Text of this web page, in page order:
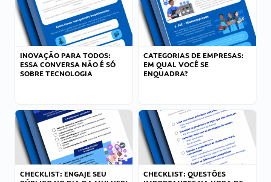
INOVAÇÃO PARA TODOS:
ESSA CONVERSA NÃO É SÓ
SOBRE TECNOLOGIA
CATEGORIAS DE EMPRESAS:
EM QUAL VOCÊ SE
ENQUADRA?
CHECKLIST: ENGAJE SEU
CHECKLIST: QUESTÕES